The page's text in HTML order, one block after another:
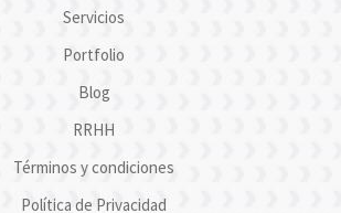
Servicios
Portfolio
Blog
RRHH
Términos y condiciones
Política de Privacidad